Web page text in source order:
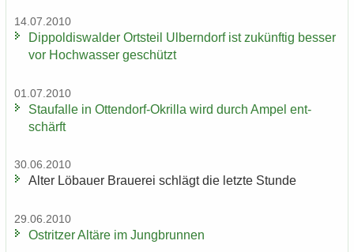
14.07.2010
Di­ppol­dis­wal­der Orts­teil Ulb­ern­dorf ist zu­künf­tig bes­ser
vor Hoch­was­ser ge­schützt
01.07.2010
Stau­f­al­le in Ottendorf-​Okrilla wird durch Ampel ent­
schärft
30.06.2010
Alter Lö­bau­er Braue­rei schlägt die letz­te Stun­de
29.06.2010
Ost­rit­zer Al­tä­re im Jung­brun­nen